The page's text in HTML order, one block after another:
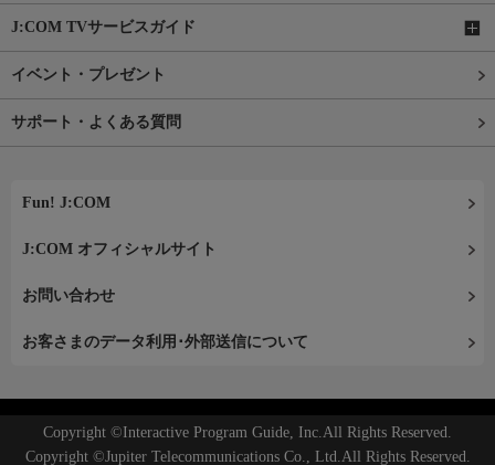
J:COM TVサービスガイド
イベント・プレゼント
サポート・よくある質問
Fun! J:COM
J:COM オフィシャルサイト
お問い合わせ
お客さまのデータ利用･外部送信について
Copyright ©Interactive Program Guide, Inc.All Rights Reserved.
Copyright ©Jupiter Telecommunications Co., Ltd.All Rights Reserved.